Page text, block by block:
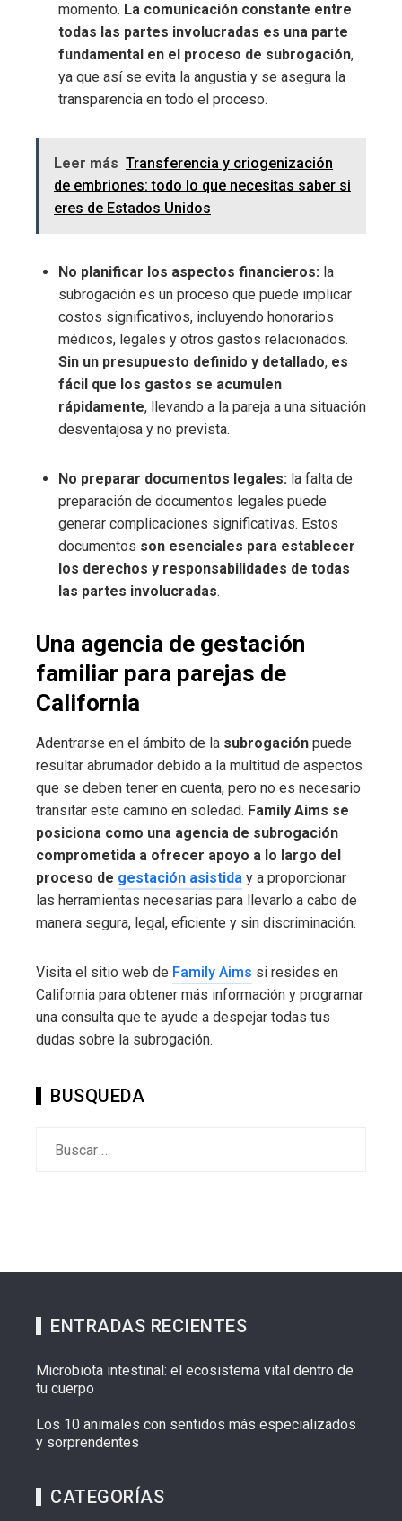
momento. La comunicación constante entre
todas las partes involucradas es una parte
fundamental en el proceso de subrogación,
ya que así se evita la angustia y se asegura la
transparencia en todo el proceso.
Leer más Transferencia y criogenización
de embriones: todo lo que necesitas saber si
eres de Estados Unidos
No planificar los aspectos financieros: la
subrogación es un proceso que puede implicar
costos significativos, incluyendo honorarios
médicos, legales y otros gastos relacionados.
Sin un presupuesto definido y detallado, es
fácil que los gastos se acumulen
rápidamente, llevando a la pareja a una situación
desventajosa y no prevista.
No preparar documentos legales: la falta de
preparación de documentos legales puede
generar complicaciones significativas. Estos
documentos son esenciales para establecer
los derechos y responsabilidades de todas
las partes involucradas.
Una agencia de gestación
familiar para parejas de
California
Adentrarse en el ámbito de la subrogación puede
resultar abrumador debido a la multitud de aspectos
que se deben tener en cuenta, pero no es necesario
transitar este camino en soledad. Family Aims se
posiciona como una agencia de subrogación
comprometida a ofrecer apoyo a lo largo del
proceso de gestación asistida y a proporcionar
las herramientas necesarias para llevarlo a cabo de
manera segura, legal, eficiente y sin discriminación.
Visita el sitio web de Family Aims si resides en
California para obtener más información y programar
una consulta que te ayude a despejar todas tus
dudas sobre la subrogación.
BUSQUEDA
ENTRADAS RECIENTES
Microbiota intestinal: el ecosistema vital dentro de
tu cuerpo
Los 10 animales con sentidos más especializados
y sorprendentes
CATEGORÍAS